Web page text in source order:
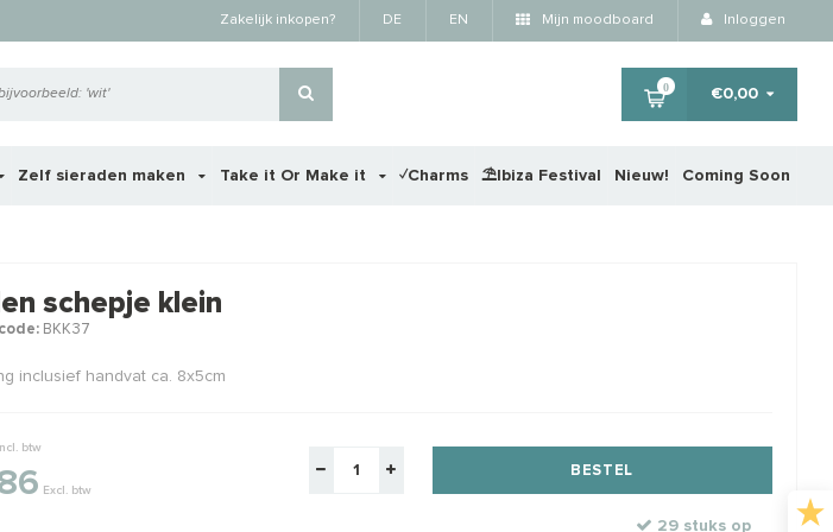
Zakelijk inkopen? DE EN Mijn moodboard Inloggen
0 €0,00
Zelf sieraden maken Take it Or Make it ✓Charms ⛱️Ibiza Festival Nieuw! Coming Soon
voor je?
schepje klein
BKK37
inclusief handvat ca. 8x5cm
Incl. btw
Excl. btw
BESTEL
29 stuks op